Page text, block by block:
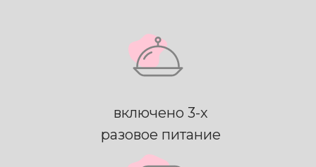
включено 3-х
разовое питание